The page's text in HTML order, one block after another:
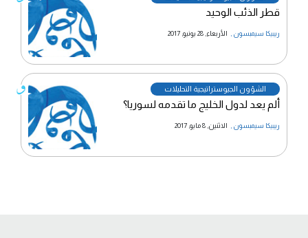
قطر الذئب الوحيد
ريبيكا سيمبسون الأربعاء, 28 يونيو, 2017
الشؤون الجيوستراتيجية التحليلات
ألم يعد لدول الخليج ما تقدمه لسوريا؟
ريبيكا سيمبسون الاثنين, 8 مايو, 2017